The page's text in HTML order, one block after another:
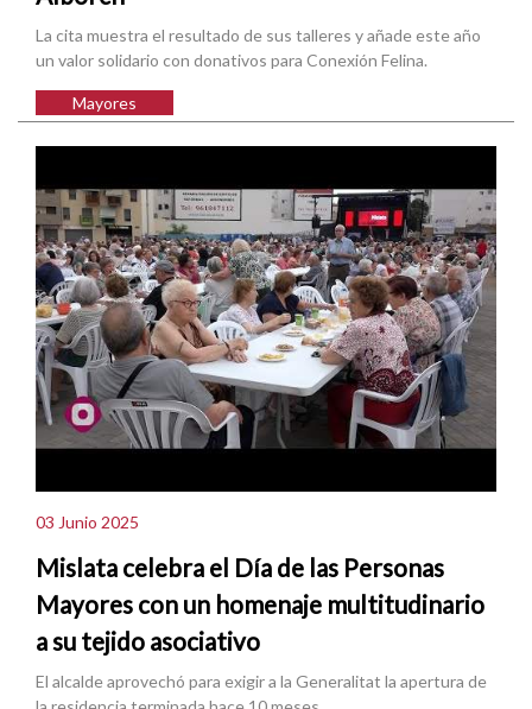
La cita muestra el resultado de sus talleres y añade este año
un valor solidario con donativos para Conexión Felina.
Mayores
03 Junio 2025
Mislata celebra el Día de las Personas
Mayores con un homenaje multitudinario
a su tejido asociativo
El alcalde aprovechó para exigir a la Generalitat la apertura de